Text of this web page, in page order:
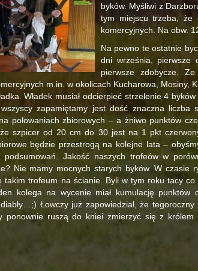
byków. Myśliwi z
tym miejscu trzeba, że
komercyjnych. Na obw.
Na pewno te ostatnie
dni września, pierwsze
pierwsze zdobycze.
m.in. w okolicach Kucharowa, Mosiny,
Władek musiał odcierpieć strzelenie 4
zapamiętamy jest dość znaczna liczba
na polowaniach zbiorowych – a żniwo punktów
szpicer od 20 cm do 30 jest na 1 pkt
będzie przestrogą na kolejne lata –
podsumowań. Jakość naszych trofeów w
Nie mamy mocnych starych byków. W
takim trofeum na ścianie. Byli w tym roku tacy
kolega na wycenie miał kumulację
Łowczy już zapowiedział, że
ponownie ruszą do kniei zmierzyć się z